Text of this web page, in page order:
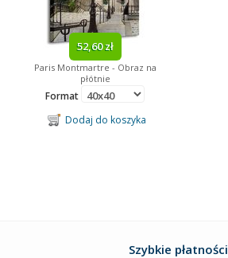
52,60 zł
Paris Montmartre - Obraz na
płótnie
Format
Dodaj do koszyka
Szybkie płatności